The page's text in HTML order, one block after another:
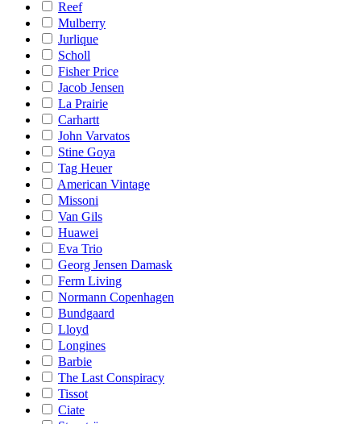
Reef
Mulberry
Jurlique
Scholl
Fisher Price
Jacob Jensen
La Prairie
Carhartt
John Varvatos
Stine Goya
Tag Heuer
American Vintage
Missoni
Van Gils
Huawei
Eva Trio
Georg Jensen Damask
Ferm Living
Normann Copenhagen
Bundgaard
Lloyd
Longines
Barbie
The Last Conspiracy
Tissot
Ciate